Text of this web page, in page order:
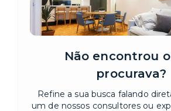
Não encontrou
procurava?
Refine a sua busca falando
um de nossos consultores ou